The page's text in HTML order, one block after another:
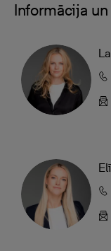
Informācija